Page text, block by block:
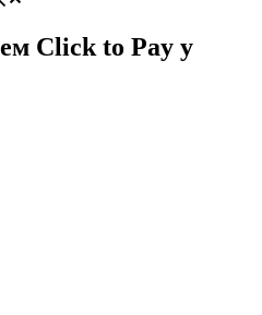
Click to Pay у